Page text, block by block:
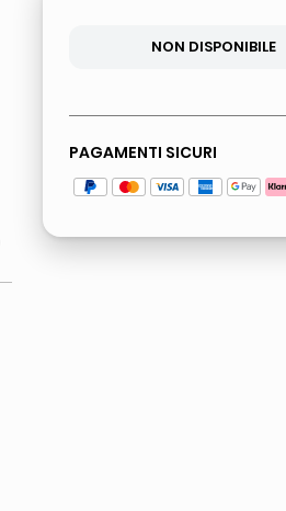
NON DISPONIBILE
PAGAMENTI SICURI